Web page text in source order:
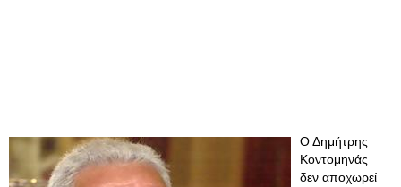
Ο Δημήτρης
Κοντομηνάς
δεν αποχωρεί